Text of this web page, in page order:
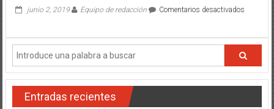
junio 2, 2019 Equipo de redacción Comentarios desactivadosen
más
en
Dubái
Entradas recientes